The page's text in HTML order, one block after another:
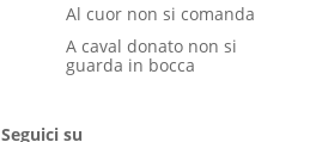
Al cuor non si comanda
A caval donato non si
guarda in bocca
Seguici su